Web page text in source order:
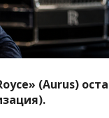
(Aurus)